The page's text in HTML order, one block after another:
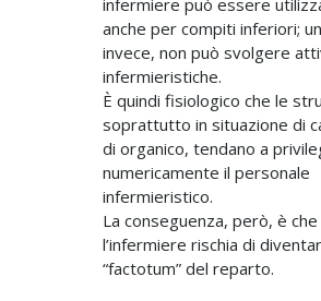
infermiere può essere
anche per compiti inferiori;
invece, non può svolgere
infermieristiche.
È quindi fisiologico che le
soprattutto in situazione di
di organico, tendano a
numericamente il personale
infermieristico.
La conseguenza, però, è che
l’infermiere rischia di
“factotum” del reparto.